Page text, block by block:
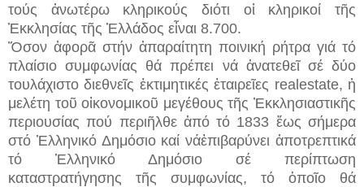
τούς ἀνωτέρω κληρικούς διότι οἱ κληρικοί τῆς
Ἐκκλησίας τῆς Ἑλλάδος εἶναι 8.700.
Ὅσον ἀφορᾶ στήν ἀπαραίτητη ποινική ρήτρα γιά τό
πλαίσιο συμφωνίας θά πρέπει νά ἀνατεθεῖ σέ δύο
τουλάχιστο διεθνεῖς ἐκτιμητικές ἑταιρεῖες realestate, ἡ
μελέτη τοῦ οἰκονομικοῦ μεγέθους τῆς Ἐκκλησιαστικῆς
περιουσίας πού περιῆλθε ἀπό τό 1833 ἕως σήμερα
στό Ἑλληνικό Δημόσιο καί νάἐπιβαρύνει ἀποτρεπτικά
τό Ἑλληνικό Δημόσιο σέ περίπτωση
καταστρατήγησης τῆς συμφωνίας, τό ὁποῖο θά